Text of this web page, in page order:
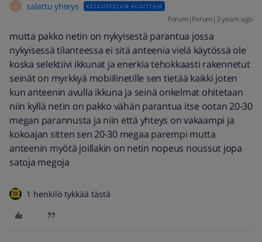
S salattu yhteys KESKUSTELUN ALOITTAJA
Forum|Forum|3 years ago
mutta pakko netin on nykyisestä parantua jossa
nykyisessä tilanteessa ei sitä anteenia vielä käytössä ole
koska selektiivi ikkunat ja enerkia tehokkaasti rakennetut
seinät on myrkkyä mobiilinetille sen tietää kaikki joten
kun anteenin avulla ikkuna ja seinä onkelmat ohitetaan
niin kyllä netin on pakko vähän parantua itse ootan 20-30
megan parannusta ja niin että yhteys on vakaampi ja
kokoajan sitten sen 20-30 megaa parempi mutta
anteenin myötä joillakin on netin nopeus noussut jopa
satoja megoja
1 henkilö tykkää tästä